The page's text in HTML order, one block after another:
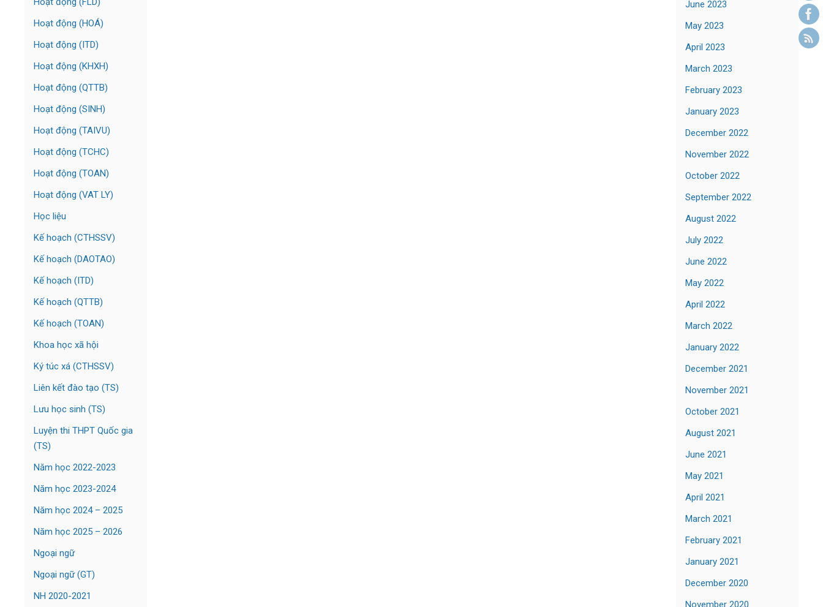
Hoạt động (HOÁ)
Hoạt động (ITD)
Hoạt động (KHXH)
Hoạt động (QTTB)
Hoạt động (SINH)
Hoạt động (TAIVU)
Hoạt động (TCHC)
Hoạt động (TOAN)
Hoạt động (VAT LY)
Học liệu
Kế hoạch (CTHSSV)
Kế hoạch (DAOTAO)
Kế hoạch (ITD)
Kế hoạch (QTTB)
Kế hoạch (TOAN)
Khoa học xã hội
Ký túc xá (CTHSSV)
Liên kết đào tạo (TS)
Lưu học sinh (TS)
Luyện thi THPT Quốc gia
(TS)
Năm học 2022-2023
Năm học 2023-2024
Năm học 2024 – 2025
Năm học 2025 – 2026
Ngoại ngữ
Ngoại ngữ (GT)
NH 2020-2021
June 2023
May 2023
April 2023
March 2023
February 2023
January 2023
December 2022
November 2022
October 2022
September 2022
August 2022
July 2022
June 2022
May 2022
April 2022
March 2022
January 2022
December 2021
November 2021
October 2021
August 2021
June 2021
May 2021
April 2021
March 2021
February 2021
January 2021
December 2020
November 2020